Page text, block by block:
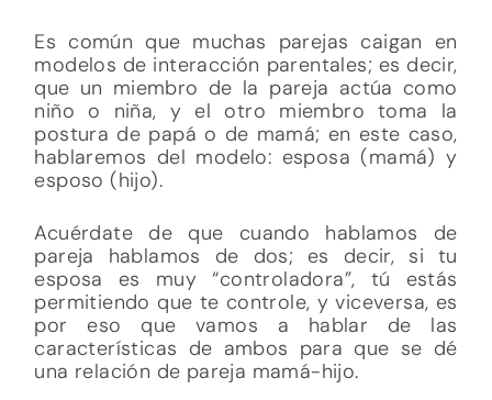
Es común que muchas parejas caigan en
modelos de interacción parentales; es decir,
que un miembro de la pareja actúa como
niño o niña, y el otro miembro toma la
postura de papá o de mamá; en este caso,
hablaremos del modelo: esposa (mamá) y
esposo (hijo).
Acuérdate de que cuando hablamos de
pareja hablamos de dos; es decir, si tu
esposa es muy “controladora”, tú estás
permitiendo que te controle, y viceversa, es
por eso que vamos a hablar de las
características de ambos para que se dé
una relación de pareja mamá-hijo.